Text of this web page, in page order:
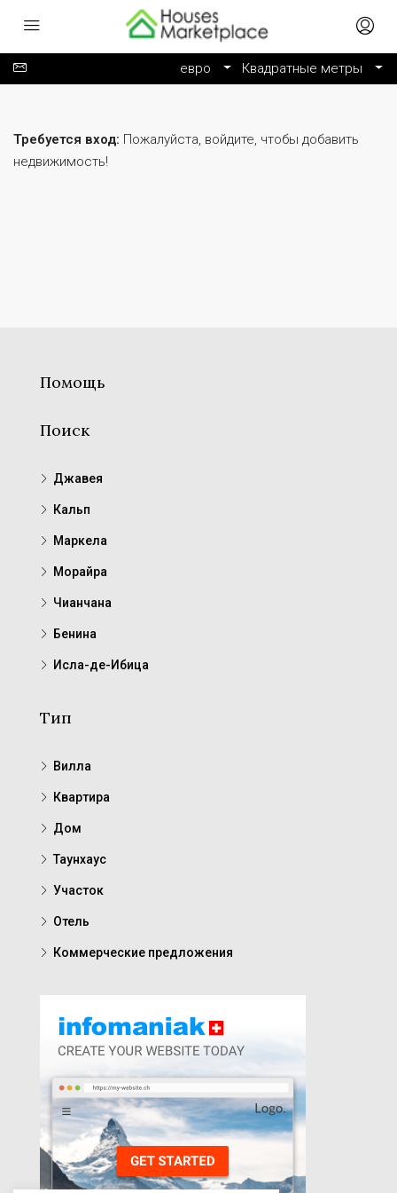
евро Квадратные метры
Требуется вход: Пожалуйста, войдите, чтобы добавить
недвижимость!
Помощь
Поиск
Джавея
Кальп
Маркела
Морайра
Чианчана
Бенина
Исла-де-Ибица
Тип
Вилла
Квартира
Дом
Таунхаус
Участок
Отель
Коммерческие предложения